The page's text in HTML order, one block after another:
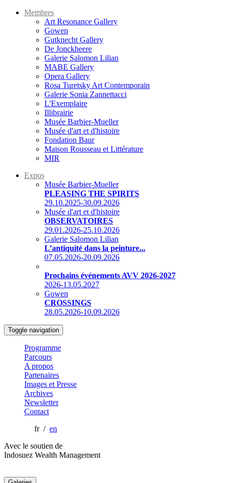
Membres
Art Resonance Gallery
Gowen
Gutknecht Gallery
De Jonckheere
Galerie Salomon Lilian
MABE Gallery
Opera Gallery
Rosa Turetsky Art Contemporain
Galerie Sonia Zannettacci
L'Exemplaire
Illibrairie
Musée Barbier-Mueller
Musée d'art et d'histoire
Fondation Baur
Maison Rousseau et Littérature
MIR
Expos
Musée Barbier-Mueller
PLEASING THE SPIRITS
29.10.2025-30.09.2026
Musée d'art et d'histoire
OBSERVATOIRES
29.01.2026-25.10.2026
Galerie Salomon Lilian
L’antiquité dans la peinture...
07.05.2026-20.09.2026
Prochains événements AVV 2026-2027
2026-13.05.2027
Gowen
CROSSINGS
28.05.2026-10.09.2026
Toggle navigation
Programme
Parcours
A propos
Partenaires
Images et Presse
Archives
Newsletter
Contact
fr / en
Avec le soutien de
Indosuez Wealth Management